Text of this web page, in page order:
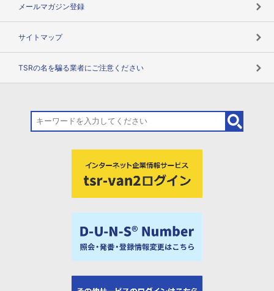
メールマガジン登録
サイトマップ
TSRの名を騙る業者にご注意ください